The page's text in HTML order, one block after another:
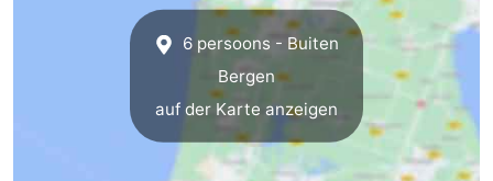
6 persoons - Buiten
Bergen
auf der Karte anzeigen